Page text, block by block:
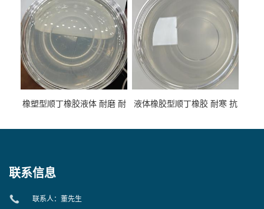
橡塑型顺丁橡胶液体 耐磨 耐
液体橡胶型顺丁橡胶 耐寒 抗
联系信息
联系人：董先生